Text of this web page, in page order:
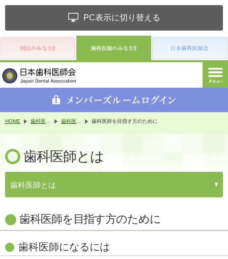
PC表示に切り替える
HOME 歯科医師を目指す方のために
歯科医師とは
歯科医師とは
歯科医師を目指す方のために
歯科医師になるには